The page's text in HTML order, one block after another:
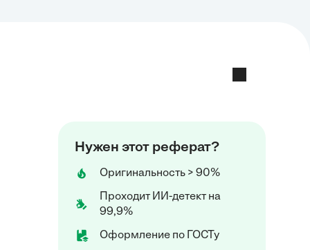
Нужен этот реферат?
Оригинальность > 90%
Проходит ИИ-детект на
99,9%
Оформление по ГОСТу